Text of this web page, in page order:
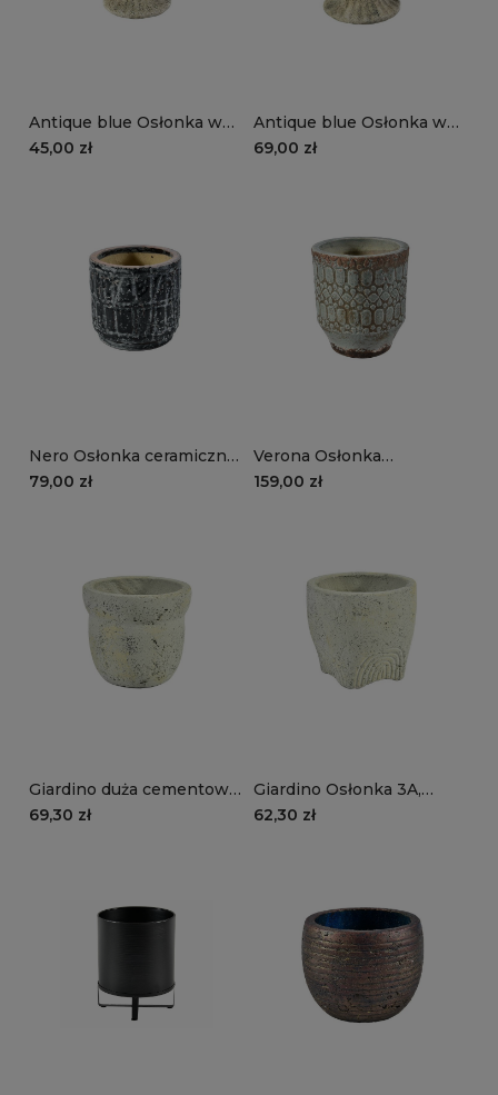
Antique blue Osłonka w
kształcie pucharu, b
45,00 zł
Antique blue Osłonka w
kształcie pucharu, a
69,00 zł
Nero Osłonka ceramiczna,
szkliwiona, ciemna prosta
79,00 zł
Verona Osłonka
szkliwiona, postarzana
159,00 zł
Giardino duża cementowa
osłonka na doniczkę w
69,30 zł
Giardino Osłonka 3A,
cementowa pistacjowo
62,30 zł